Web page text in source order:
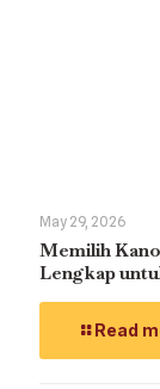
May 29, 2026
Memilih
Lengkap
Read